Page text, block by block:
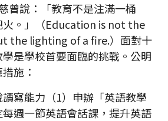
說：「教育不是注滿一桶
火。」（Education is not the
the lighting of a fire.）面對十
是學校首要面臨的挑戰。公明
施：
寫能力（1）申辦「英語教學
週一節英語會話課，提升英語